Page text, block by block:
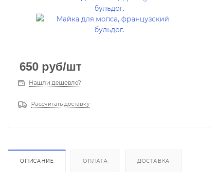
650 руб/шт
Нашли дешевле?
Рассчитать доставку
ОПИСАНИЕ ОПЛАТА ДОСТАВКА